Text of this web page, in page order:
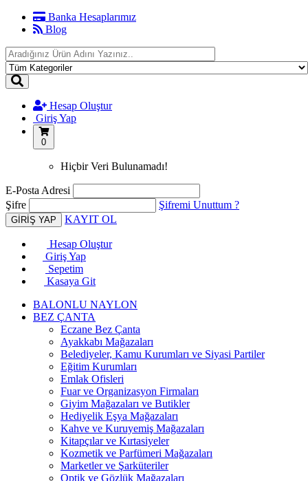
Banka Hesaplarımız
Blog
Hesap Oluştur
Giriş Yap
0
Hiçbir Veri Bulunamadı!
E-Posta Adresi
Şifre
Şifremi Unuttum ?
KAYIT OL
Hesap Oluştur
Giriş Yap
Sepetim
Kasaya Git
BALONLU NAYLON
BEZ ÇANTA
Eczane Bez Çanta
Ayakkabı Mağazaları
Belediyeler, Kamu Kurumları ve Siyasi Partiler
Eğitim Kurumları
Emlak Ofisleri
Fuar ve Organizasyon Firmaları
Giyim Mağazaları ve Butikler
Hediyelik Eşya Mağazaları
Kahve ve Kuruyemiş Mağazaları
Kitapçılar ve Kırtasiyeler
Kozmetik ve Parfümeri Mağazaları
Marketler ve Şarküteriler
Optik ve Gözlük Mağazaları